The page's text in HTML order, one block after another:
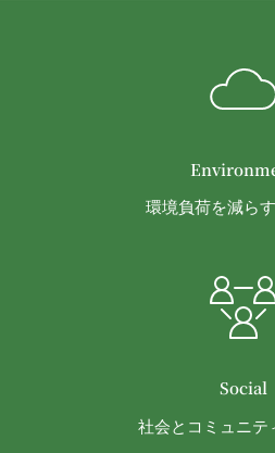
環境負荷を減ら
Social
社会とコミュニテ
承諾したものとします。
当社は取得した会員情報を下
メールマガジンおよび広
その成果確認
当社の商品、サービス、
ンツおよび広告の開発、
お客さまアンケートの実施